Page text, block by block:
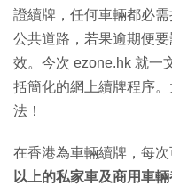
證續牌，任何車輛都必
公共道路，若果逾期便
效。今次 ezone.hk 就一
括簡化的網上續牌程序
法！
在香港為車輛續牌，每次
以上的私家車及商用車